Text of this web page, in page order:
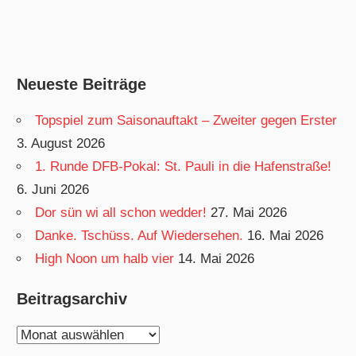
Neueste Beiträge
Topspiel zum Saisonauftakt – Zweiter gegen Erster
3. August 2026
1. Runde DFB-Pokal: St. Pauli in die Hafenstraße!
6. Juni 2026
Dor sün wi all schon wedder! 27. Mai 2026
Danke. Tschüss. Auf Wiedersehen. 16. Mai 2026
High Noon um halb vier 14. Mai 2026
Beitragsarchiv
Beitragsarchiv